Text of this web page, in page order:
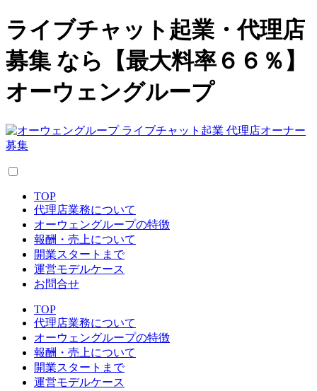
ライブチャット起業・代理店
募集 なら【最大料率６６％】
オーウェングループ
TOP
代理店業務について
オーウェングループの特徴
報酬・売上について
開業スタートまで
運営モデルケース
お問合せ
TOP
代理店業務について
オーウェングループの特徴
報酬・売上について
開業スタートまで
運営モデルケース